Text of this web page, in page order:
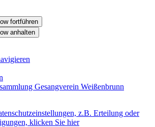
fortführen
anhalten
Gesangverein Weißenbrunn
z.B. Erteilung oder
klicken Sie hier